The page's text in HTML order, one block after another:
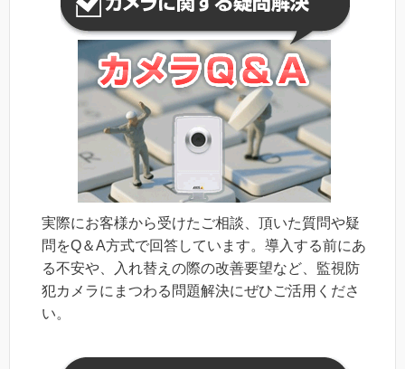
実際にお客様から受けたご相談、頂いた質問や疑
問をQ＆A方式で回答しています。導入する前にあ
る不安や、入れ替えの際の改善要望など、監視防
犯カメラにまつわる問題解決にぜひご活用くださ
い。